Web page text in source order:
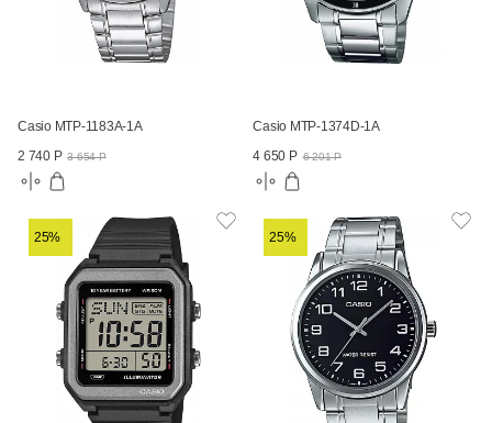
Casio MTP-1183A-1A
2 740 Р 3 654 Р
Casio MTP-1374D-1A
4 650 Р 6 201 Р
25% 25%